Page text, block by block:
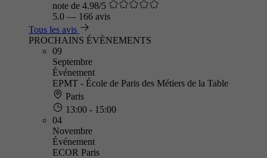
note de 4.98/5
5.0 — 166 avis
Tous les avis
PROCHAINS ÉVÈNEMENTS
09
Septembre
Événement
EPMT - École de Paris des Métiers de la Table
Paris
13:00 - 15:00
04
Novembre
Événement
ECOR Paris